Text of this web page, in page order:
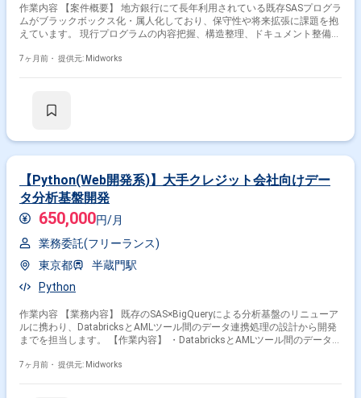
作業内容 【案件概要】 地方銀行にて長年利用されている既存SASプログラ
ムがブラックボックス化・属人化しており、保守性や将来拡張に課題を抱
えています。 現行プログラムの内容把握、構造整理、ドキュメント整備を
ンサルファーム配下の案件として参画し、銀行側および関係者と連携しな
ラックボックス化箇所の可視化 ・プログラム整備方針の検討および改善提
7ヶ月前・ 提供元: Midworks
【Python(Web開発系)】大手クレジット会社向けデー
タ分析基盤開発
650,000円/月
業務委託(フリーランス)
東京都
半蔵門駅
Python
作業内容 【業務内容】 既存のSAS×BigQueryによる分析基盤のリニューア
ルに携わり、DatabricksとAMLツール間のデータ連携処理の設計から開発
までを担当します。 【作業内容】 ・DatabricksとAMLツール間のデータ連
開発成果のテストと検証
7ヶ月前・ 提供元: Midworks